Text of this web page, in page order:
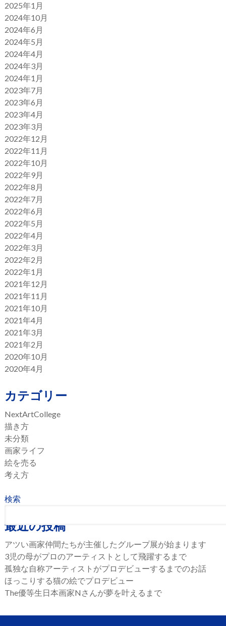
2025年1月
2024年10月
2024年6月
2024年5月
2024年4月
2024年3月
2024年1月
2023年7月
2023年6月
2023年4月
2023年3月
2022年12月
2022年11月
2022年10月
2022年9月
2022年8月
2022年7月
2022年6月
2022年5月
2022年4月
2022年3月
2022年2月
2022年1月
2021年12月
2021年11月
2021年10月
2021年4月
2021年3月
2021年2月
2020年10月
2020年4月
カテゴリー
NextArtCollege
描き方
未分類
画家ライフ
絵を売る
考え方
検索
最近の投稿
アツい画家仲間たちが主催したグループ展が始まります
3児の母がプロのアーティストとして飛躍するまで
孤独な自称アーティストがプロデビューするまでのお話
ほっこりする猫の絵でプロデビュー
The優等生日本画家Nさんが夢を叶えるまで